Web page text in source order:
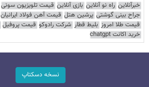
خبرآنلاین راه نو آنلاین بازی آنلاین قیمت تلویزیون سونی
جراح بینی گوشتی پرشین هتل قیمت آهن فولاد ایرانیان
قیمت طلا امروز بلیط قطار شرکت رادوکو قیمت پروفیل
خرید اکانت chatgpt
نسخه دسکتاپ